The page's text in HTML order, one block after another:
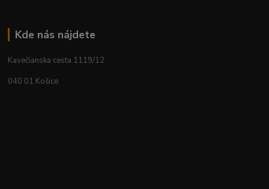
Kde nás nájdete
Kavečianska cesta 1119/12
040 01 Košice